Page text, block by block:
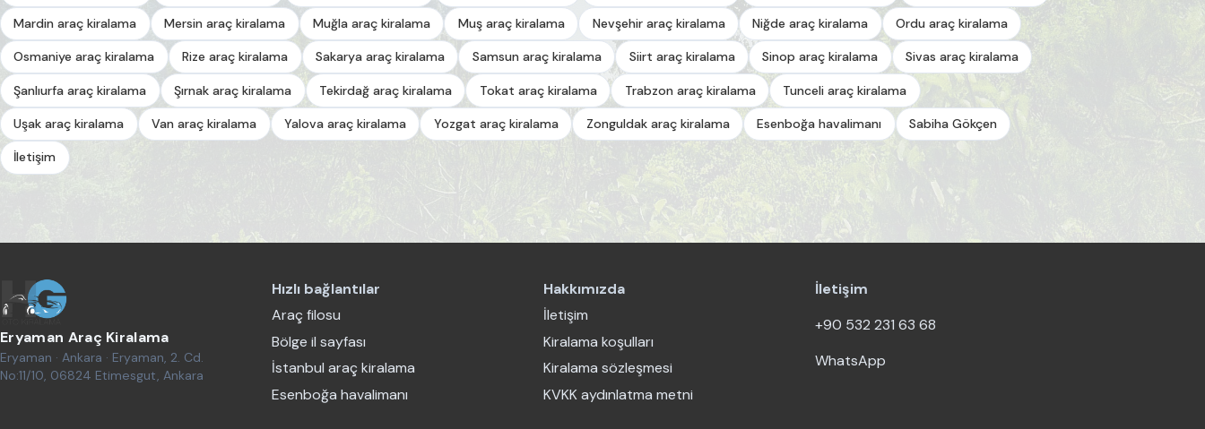
Mardin araç kiralama Mersin araç kiralama Muğla araç kiralama Muş araç kiralama Nevşehir araç kiralama Niğde araç kiralama Ordu araç kiralama
Osmaniye araç kiralama Rize araç kiralama Sakarya araç kiralama Samsun araç kiralama Siirt araç kiralama Sinop araç kiralama Sivas araç kiralama
Şanlıurfa araç kiralama Şırnak araç kiralama Tekirdağ araç kiralama Tokat araç kiralama Trabzon araç kiralama Tunceli araç kiralama
Uşak araç kiralama Van araç kiralama Yalova araç kiralama Yozgat araç kiralama Zonguldak araç kiralama Esenboğa havalimanı Sabiha Gökçen
İletişim
Eryaman Araç Kiralama
Eryaman · Ankara · Eryaman, 2. Cd.
No:11/10, 06824 Etimesgut, Ankara
Hızlı bağlantılar
Araç filosu
Bölge il sayfası
İstanbul araç kiralama
Esenboğa havalimanı
Hakkımızda
İletişim
Kiralama koşulları
Kiralama sözleşmesi
KVKK aydınlatma metni
İletişim
+90 532 231 63 68
WhatsApp